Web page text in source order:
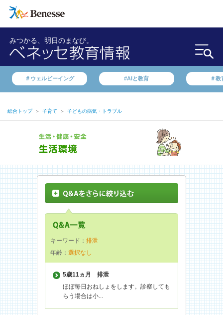
みつかる、明日のまなび。
＃ウェルビーイング #AIと教育 ＃教
総合トップ ＞ 子育て ＞ 子どもの病気・トラブル
キーワード： 排泄
年齢： 選択なし
5歳11ヵ月
排泄
ほぼ毎日おねしょをします。診察しても
らう場合は小...